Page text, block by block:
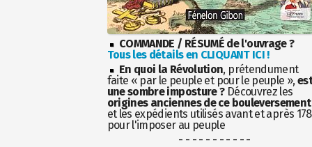
COMMANDE / RÉSUMÉ de l'ouvrage ?
Tous les détails en CLIQUANT ICI !
En quoi la Révolution, prétendument
faite « par le peuple et pour le peuple »,
une sombre imposture ?Découvrez les
origines anciennes de ce bouleversement
et les expédients utilisés avant et après
pour l'imposer au peuple
- - - - - - - - - - -